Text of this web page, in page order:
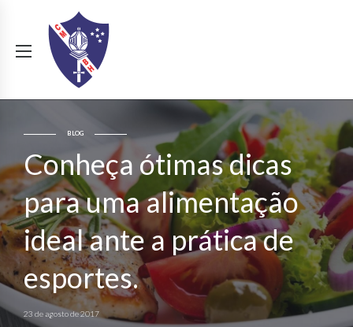
BLOG
Conheça ótimas dicas
para uma alimentação
ideal ante a prática de
esportes.
23 de agosto de 2017